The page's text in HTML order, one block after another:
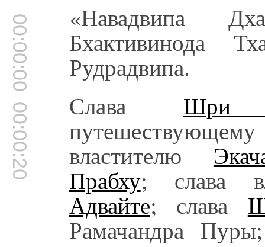
00:00:00 «Навадвипа
Бхактивинода
Рудрадвипа.
00:00:20 Слава Шри
властителю
Прабху; слава
Адвайте; слава
Рамачандра